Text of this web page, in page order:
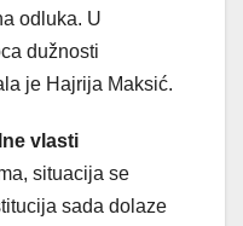
odluka. U
dužnosti
je Hajrija Maksić.
vlasti
situacija se
sada dolaze